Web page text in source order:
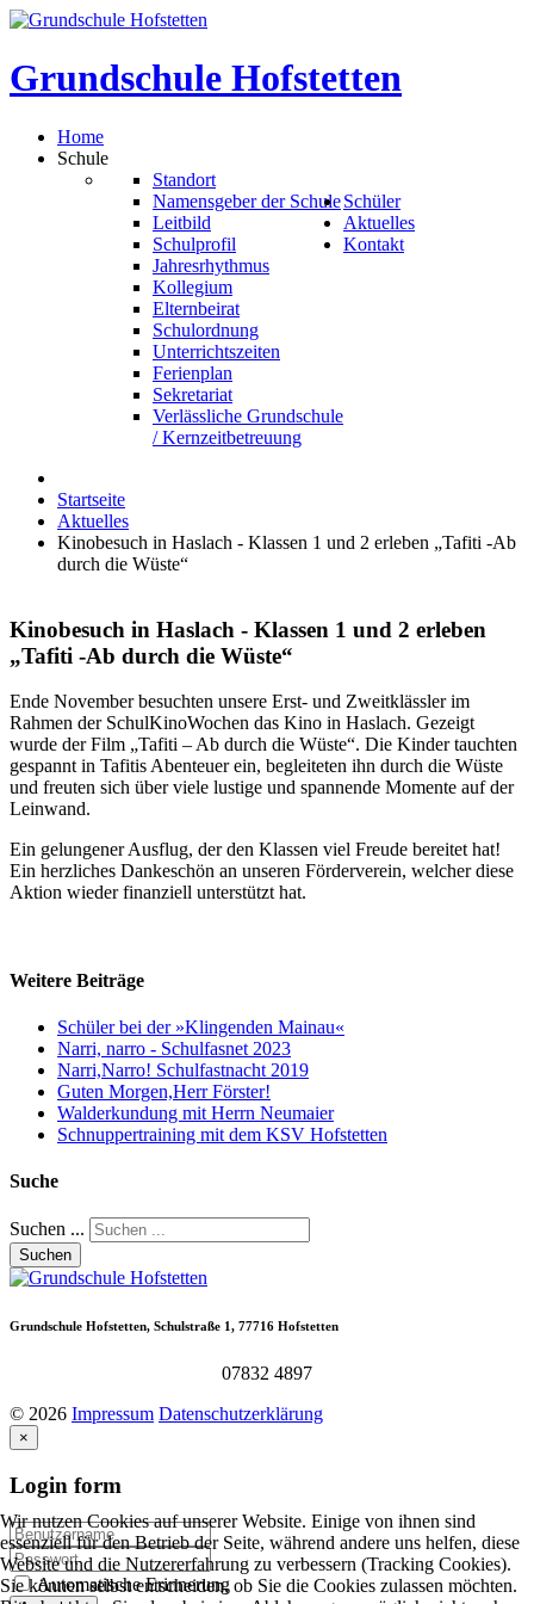
Grundschule Hofstetten
Home
Schule
Standort
Namensgeber der Schule
Leitbild
Schulprofil
Jahresrhythmus
Kollegium
Elternbeirat
Schulordnung
Unterrichtszeiten
Ferienplan
Sekretariat
Verlässliche Grundschule
/ Kernzeitbetreuung
Schüler
Aktuelles
Kontakt
Startseite
Aktuelles
Kinobesuch in Haslach - Klassen 1 und 2 erleben „Tafiti -Ab
durch die Wüste“
Kinobesuch in Haslach - Klassen 1 und 2 erleben
„Tafiti -Ab durch die Wüste“
Ende November besuchten unsere Erst- und Zweitklässler im
Rahmen der SchulKinoWochen das Kino in Haslach. Gezeigt
wurde der Film „Tafiti – Ab durch die Wüste“. Die Kinder tauchten
gespannt in Tafitis Abenteuer ein, begleiteten ihn durch die Wüste
und freuten sich über viele lustige und spannende Momente auf der
Leinwand.
Ein gelungener Ausflug, der den Klassen viel Freude bereitet hat!
Ein herzliches Dankeschön an unseren Förderverein, welcher diese
Aktion wieder finanziell unterstützt hat.
Weitere Beiträge
Schüler bei der »Klingenden Mainau«
Narri, narro - Schulfasnet 2023
Narri,Narro! Schulfastnacht 2019
Guten Morgen,Herr Förster!
Walderkundung mit Herrn Neumaier
Schnuppertraining mit dem KSV Hofstetten
Suche
Suchen ...
Suchen
Grundschule Hofstetten, Schulstraße 1, 77716 Hofstetten
07832 4897
© 2026 Impressum Datenschutzerklärung
×
Login form
Automatische Erinnerung
Wir nutzen Cookies auf unserer Website. Einige von ihnen sind
essenziell für den Betrieb der Seite, während andere uns helfen, diese
Website und die Nutzererfahrung zu verbessern (Tracking Cookies).
Sie können selbst entscheiden, ob Sie die Cookies zulassen möchten.